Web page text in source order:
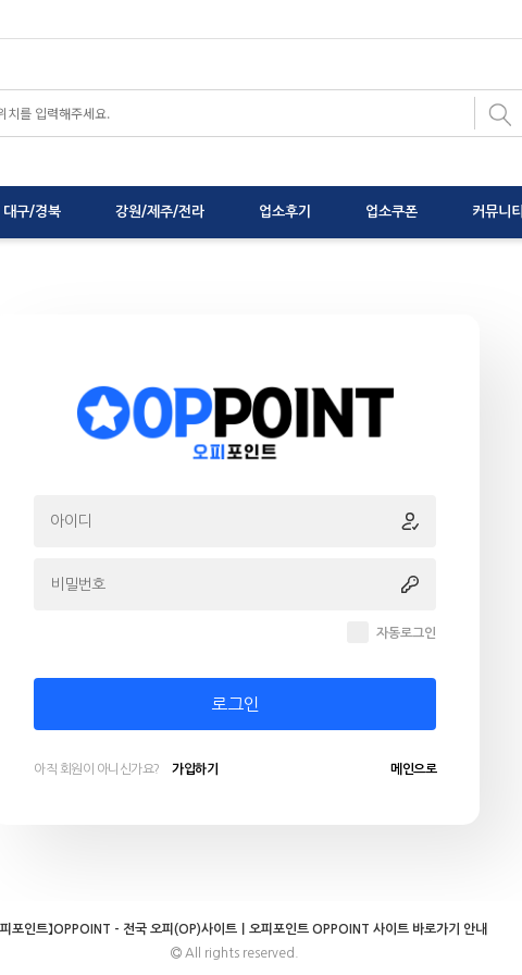
대구/경북 강원/제주/전라 업소후기 업소쿠폰 커뮤니티
자동로그인
로그인
아직 회원이 아니신가요? 가입하기 메인으로
피포인트】OPPOINT - 전국 오피(OP)사이트｜오피포인트 OPPOINT 사이트 바로가기 안내
All rights reserved.